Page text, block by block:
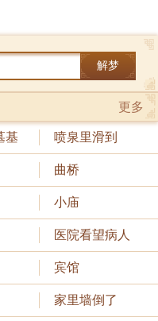
解梦
更多
基 喷泉里滑到
曲桥
小庙
医院看望病人
宾馆
家里墙倒了